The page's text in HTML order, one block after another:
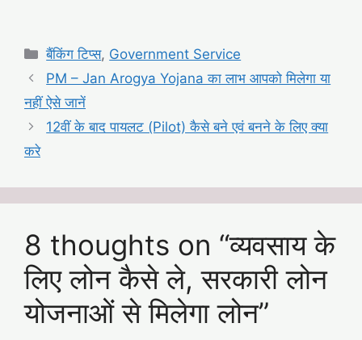
Categories
बैंकिंग टिप्स, Government Service
PM – Jan Arogya Yojana का लाभ आपको मिलेगा या
नहीं ऐसे जानें
12वीं के बाद पायलट (Pilot) कैसे बने एवं बनने के लिए क्या
करे
8 thoughts on “व्यवसाय के
लिए लोन कैसे ले, सरकारी लोन
योजनाओं से मिलेगा लोन”